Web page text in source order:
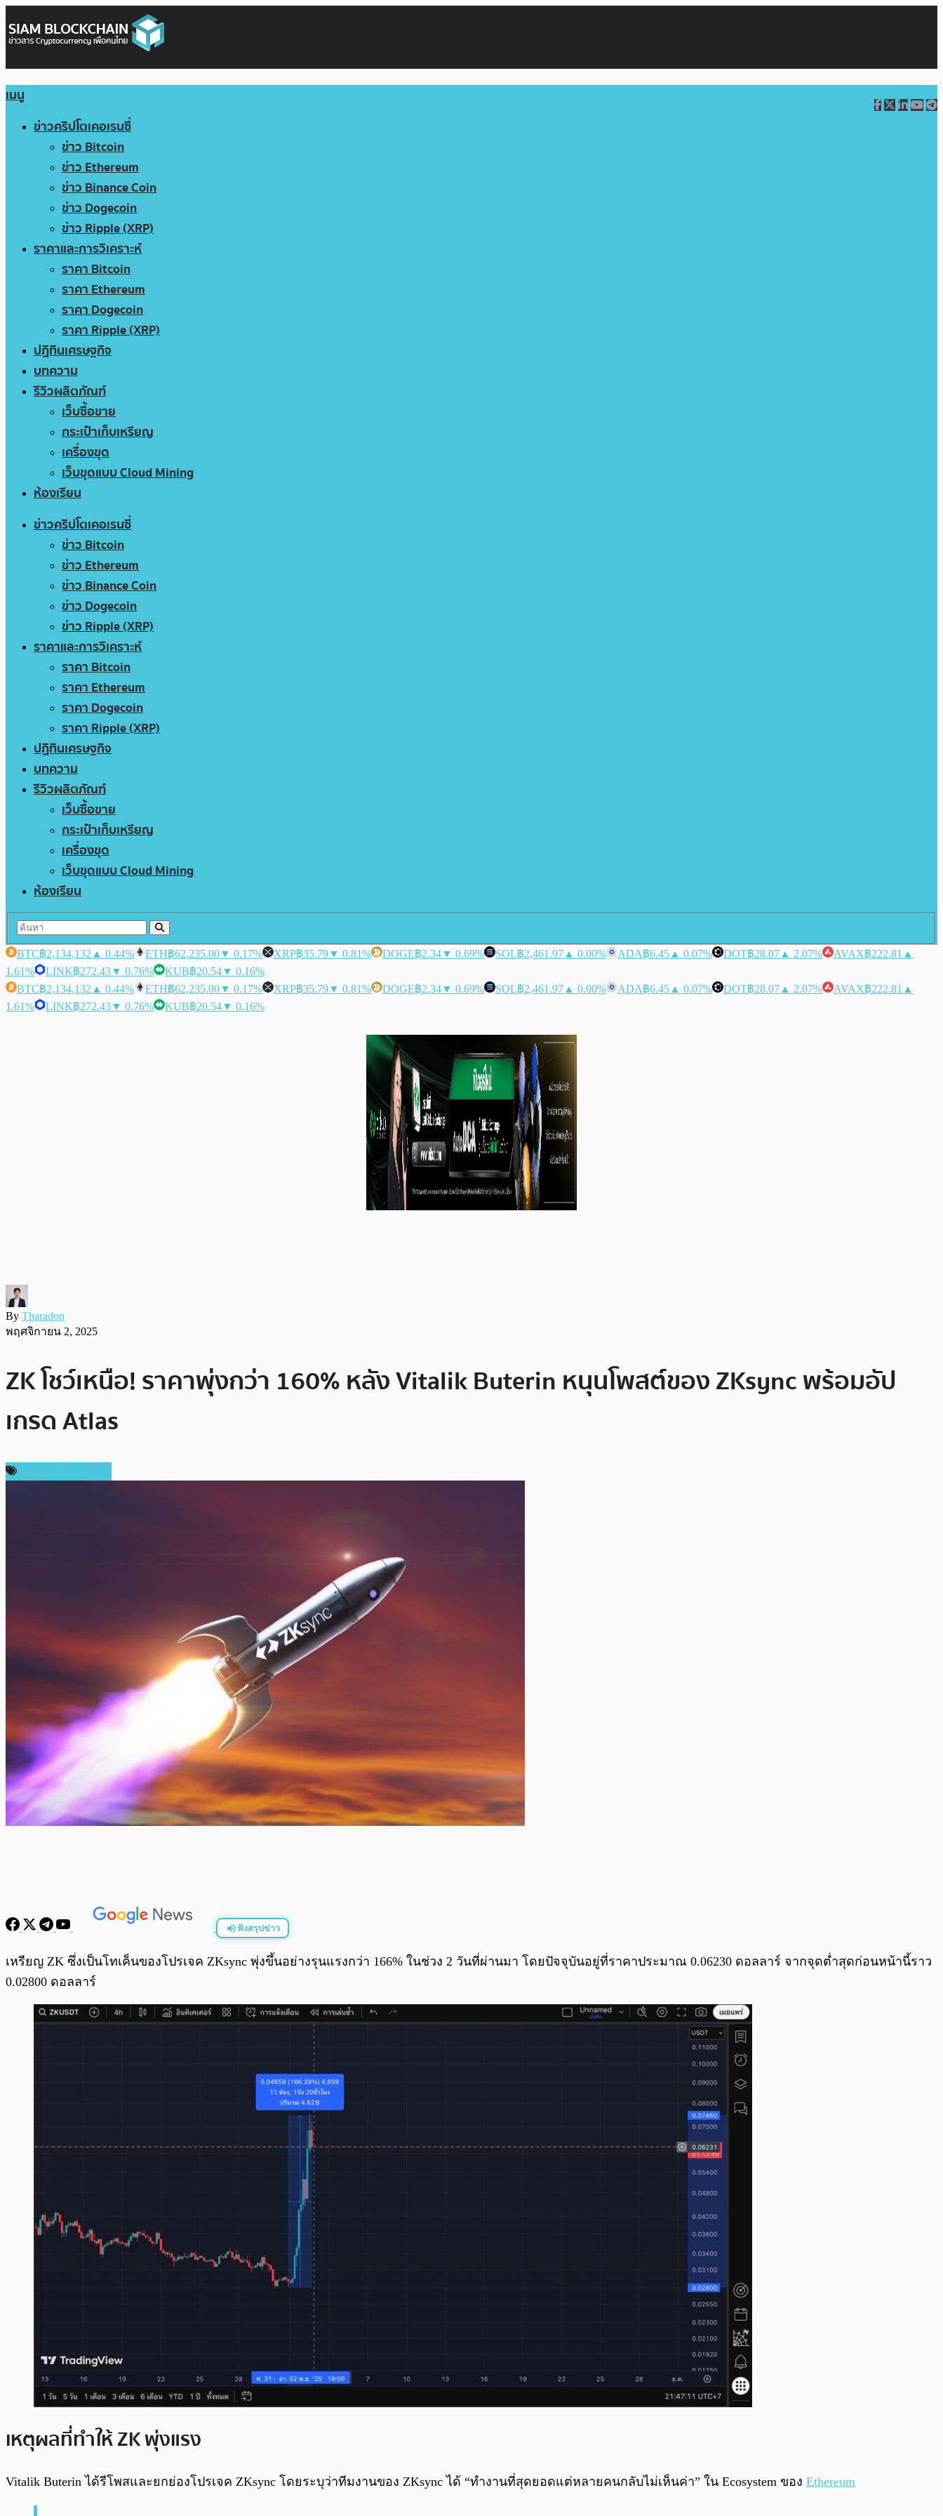
เมนู
ข่าวคริปโตเคอเรนซี่
ข่าว Bitcoin
ข่าว Ethereum
ข่าว Binance Coin
ข่าว Dogecoin
ข่าว Ripple (XRP)
ราคาและการวิเคราะห์
ราคา Bitcoin
ราคา Ethereum
ราคา Dogecoin
ราคา Ripple (XRP)
ปฏิทินเศรษฐกิจ
บทความ
รีวิวผลิตภัณฑ์
เว็บซื้อขาย
กระเป๋าเก็บเหรียญ
เครื่องขุด
เว็บขุดแบบ Cloud Mining
ห้องเรียน
ข่าวคริปโตเคอเรนซี่
ข่าว Bitcoin
ข่าว Ethereum
ข่าว Binance Coin
ข่าว Dogecoin
ข่าว Ripple (XRP)
ราคาและการวิเคราะห์
ราคา Bitcoin
ราคา Ethereum
ราคา Dogecoin
ราคา Ripple (XRP)
ปฏิทินเศรษฐกิจ
บทความ
รีวิวผลิตภัณฑ์
เว็บซื้อขาย
กระเป๋าเก็บเหรียญ
เครื่องขุด
เว็บขุดแบบ Cloud Mining
ห้องเรียน
BTC฿2,134,132 ▲ 0.44% ETH฿62,235.00▼ 0.17% XRP฿35.79▼ 0.81% DOGE฿2.34▼ 0.69% SOL฿2,461.97 ▲ 0.00% ADA฿6.45 ▲ 0.07% DOT฿28.07 ▲ 2.07% AVAX฿222.81 ▲
1.61%
LINK฿272.43▼ 0.76% KUB฿20.54▼ 0.16%
BTC฿2,134,132 ▲ 0.44% ETH฿62,235.00▼ 0.17% XRP฿35.79▼ 0.81% DOGE฿2.34▼ 0.69% SOL฿2,461.97 ▲ 0.00% ADA฿6.45 ▲ 0.07% DOT฿28.07 ▲ 2.07% AVAX฿222.81 ▲
1.61%
LINK฿272.43▼ 0.76% KUB฿20.54▼ 0.16%
By Tharadon
พฤศจิกายน 2, 2025
ZK โชว์เหนือ! ราคาพุ่งกว่า 160% หลัง Vitalik Buterin หนุนโพสต์ของ ZKsync พร้อมอัป
เกรด Atlas
ฟังสรุปข่าว
พร้อมเล่น /
เหรียญ ZK ซึ่งเป็นโทเค็นของโปรเจค ZKsync พุ่งขึ้นอย่างรุนแรงกว่า 166% ในช่วง 2 วันที่ผ่านมา โดยปัจจุบันอยู่ที่ราคาประมาณ 0.06230 ดอลลาร์ จากจุดต่ำสุดก่อนหน้านี้ราว
0.02800 ดอลลาร์
เหตุผลที่ทำให้ ZK พุ่งแรง
Vitalik Buterin ได้รีโพสและยกย่องโปรเจค ZKsync โดยระบุว่าทีมงานของ ZKsync ได้ “ทำงานที่สุดยอดแต่หลายคนกลับไม่เห็นค่า” ใน Ecosystem ของ Ethereum